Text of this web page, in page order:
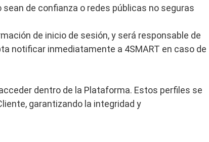
de confianza o redes públicas no seguras
de inicio de sesión, y será responsable de
notificar inmediatamente a 4SMART en caso de
dentro de la Plataforma. Estos perfiles se
garantizando la integridad y